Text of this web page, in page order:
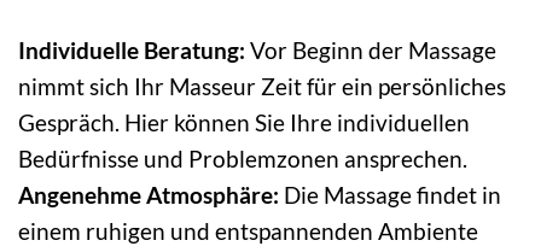
Individuelle Beratung: Vor Beginn der Massage
nimmt sich Ihr Masseur Zeit für ein persönliches
Gespräch. Hier können Sie Ihre individuellen
Bedürfnisse und Problemzonen ansprechen.
Angenehme Atmosphäre: Die Massage findet in
einem ruhigen und entspannenden Ambiente